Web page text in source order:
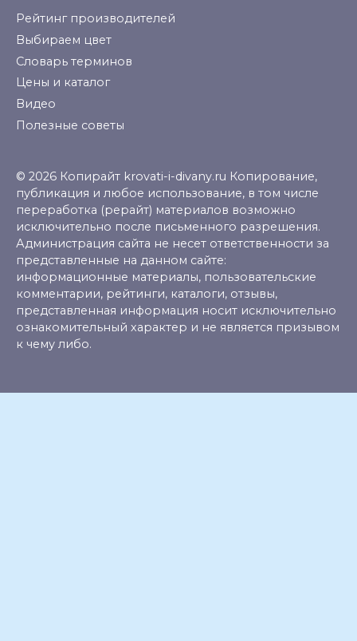
Рейтинг производителей
Выбираем цвет
Словарь терминов
Цены и каталог
Видео
Полезные советы
© 2026 Копирайт krovati-i-divany.ru Копирование,
публикация и любое использование, в том числе
переработка (рерайт) материалов возможно
исключительно после письменного разрешения.
Администрация сайта не несет ответственности за
представленные на данном сайте:
информационные материалы, пользовательские
комментарии, рейтинги, каталоги, отзывы,
представленная информация носит исключительно
ознакомительный характер и не является призывом
к чему либо.